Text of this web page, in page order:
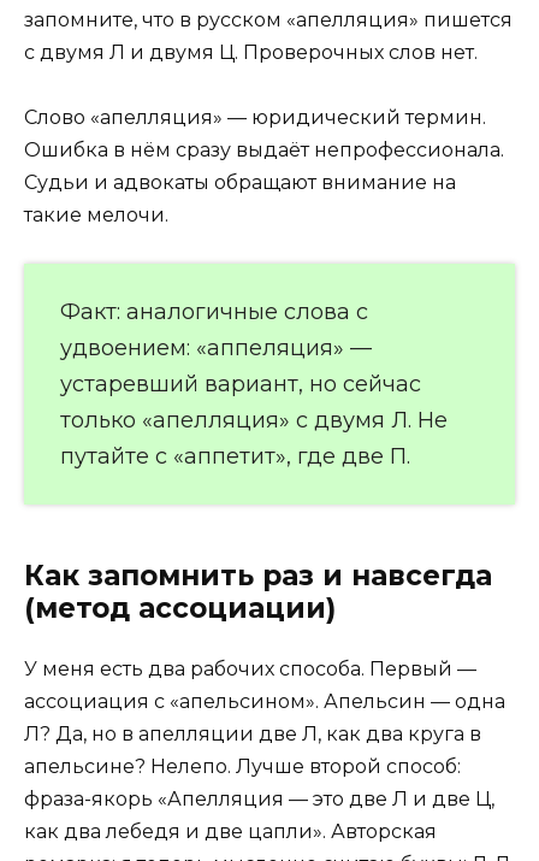
запомните, что в русском «апелляция» пишется
с двумя Л и двумя Ц. Проверочных слов нет.
Слово «апелляция» — юридический термин.
Ошибка в нём сразу выдаёт непрофессионала.
Судьи и адвокаты обращают внимание на
такие мелочи.
Факт: аналогичные слова с
удвоением: «аппеляция» —
устаревший вариант, но сейчас
только «апелляция» с двумя Л. Не
путайте с «аппетит», где две П.
Как запомнить раз и навсегда
(метод ассоциации)
У меня есть два рабочих способа. Первый —
ассоциация с «апельсином». Апельсин — одна
Л? Да, но в апелляции две Л, как два круга в
апельсине? Нелепо. Лучше второй способ:
фраза-якорь «Апелляция — это две Л и две Ц,
как два лебедя и две цапли». Авторская